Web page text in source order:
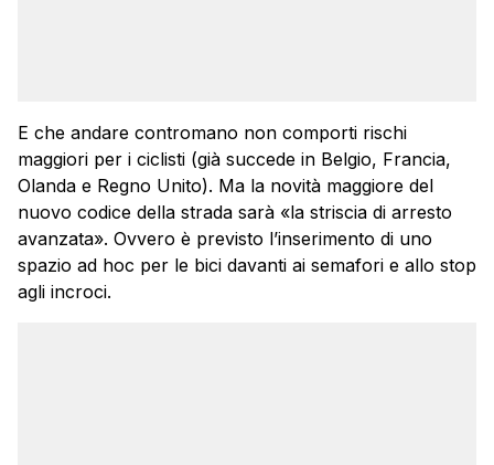
E che andare contromano non comporti rischi
maggiori per i ciclisti (già succede in Belgio, Francia,
Olanda e Regno Unito). Ma la novità maggiore del
nuovo codice della strada sarà «la striscia di arresto
avanzata». Ovvero è previsto l’inserimento di uno
spazio ad hoc per le bici davanti ai semafori e allo stop
agli incroci.